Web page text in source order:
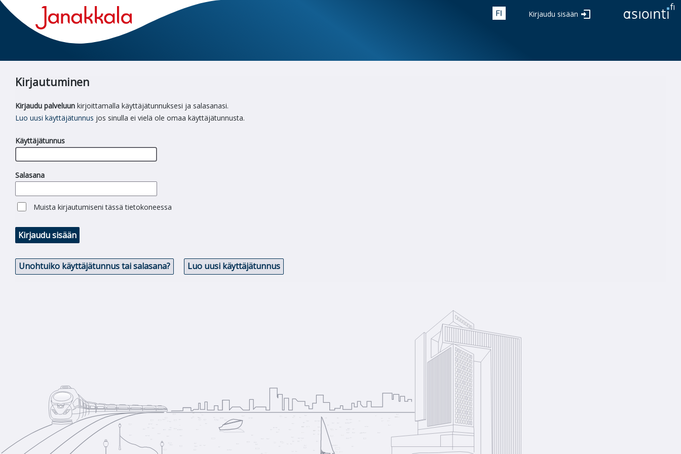
Kirjaudu sisään
Kirjautuminen
Kirjaudu palveluun kirjoittamalla käyttäjätunnuksesi ja salasanasi.
Luo uusi käyttäjätunnus jos sinulla ei vielä ole omaa käyttäjätunnusta.
Käyttäjätunnus
Salasana
Muista kirjautumiseni tässä tietokoneessa
Kirjaudu sisään
Unohtuiko käyttäjätunnus tai salasana? Luo uusi käyttäjätunnus